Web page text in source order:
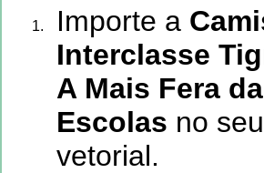
Importe a
Interclasse
A Mais Fera
Escolas no
vetorial.